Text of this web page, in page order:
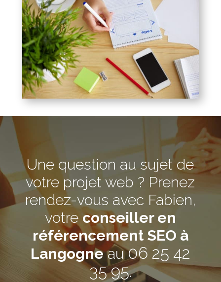
Une question au sujet de
votre projet web ? Prenez
rendez-vous avec Fabien,
votre conseiller en
référencement SEO à
Langogneau06 25 42
35 95.